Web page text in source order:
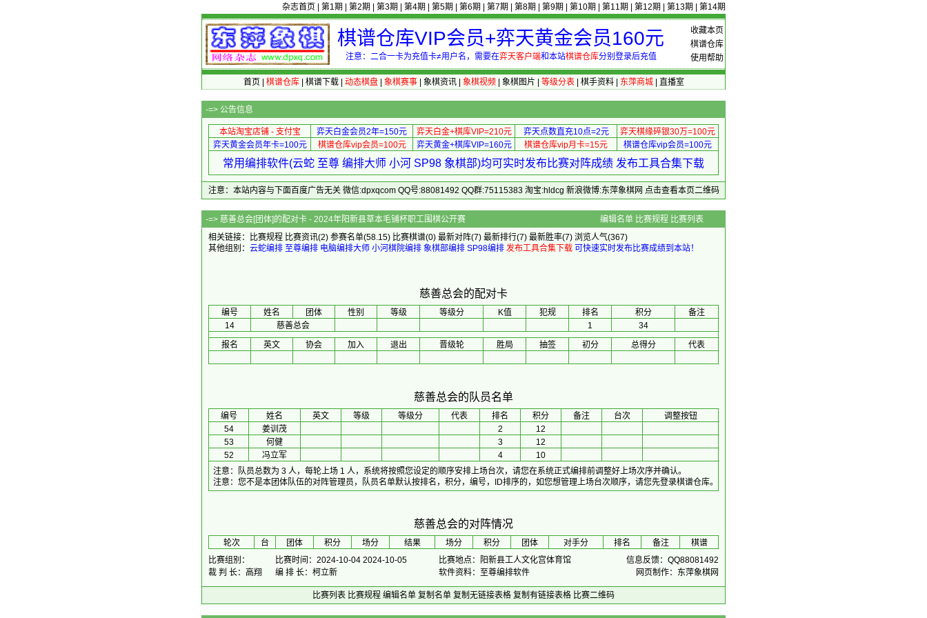
杂志首页 第1期 第2期 第3期 第4期 第5期 第6期 第7期 第8期 第9期 第10期 第11期 第12期 第13期 第14期
收藏本页
棋谱仓库
使用帮助
棋谱仓库VIP会员+弈天黄金会员160元
注意：二合一卡为充值卡≠用户名，需要在弈天客户端和本站棋谱仓库分别登录后充值
首页 棋谱仓库| 棋谱下载| 动态棋盘| 象棋赛事| 象棋资讯| 象棋视频 象棋图片 等级分表| 棋手资料| 东萍商城| 直播室
-=> 公告信息
本站淘宝店铺 - 支付宝 弈天白金会员2年=150元 弈天白金+棋库VIP=210元 弈天点数直充10点=2元
弈天棋缘碎银30万=100元
弈天黄金会员年卡=100元
棋谱仓库vip会员=100元 弈天黄金+棋库VIP=160元 棋谱仓库vip月卡=15元 棋谱仓库vip会员=100元
常用编排软件(云蛇 至尊 编排大师 小河 SP98 象棋部)均可实时发布比赛对阵成绩 发布工具合集下载
注意：本站内容与下面百度广告无关 微信:dpxqcom QQ号:88081492 QQ群:75115383 淘宝:hldcg 新浪微博:东萍象棋网 点击查看本页二维码
-=> 慈善总会[团体]的配对卡 - 2024年阳新县草本毛铺杯职工围棋公开赛 编辑名单 比赛规程 比赛列表
相关链接：
比赛规程 比赛资讯(2) 参赛名单(58.15) 比赛棋谱(0) 最新对阵(7) 最新排行(7) 最新胜率(7) 浏览人气(367)
其他组别： 云蛇编排 至尊编排 电脑编排大师 小河棋院编排 象棋部编排 SP98编排 发布工具合集下载 可快速实时发布比赛成绩到本站！
慈善总会的配对卡
编号 姓名 团体 性别 等级 等级分 K值 犯规 排名 积分
备注
14
慈善总会 1
34
报名
英文 协会 加入 退出 晋级轮 胜局 抽签 初分 总得分 代表
慈善总会的队员名单
编号 姓名 英文 等级 等级分 代表 排名 积分 备注 台次
调整按钮
54
姜训茂 2
12
53
何健 3
12
52
冯立军 4
10
注意：队员总数为 3 人，每轮上场 1 人，系统将按照您设定的顺序安排上场台次，请您在系统正式编排前调整好上场次序并确认。
注意：您不是本团体队伍的对阵管理员，队员名单默认按排名，积分，编号，ID排序的，如您想管理上场台次顺序，请您先登录棋谱仓库。
慈善总会的对阵情况
轮次 台 团体 积分 场分 结果 场分 积分 团体 对手分 排名 备注
棋谱
比赛组别：
比赛时间：2024-10-04 2024-10-05 比赛地点：阳新县工人文化宫体育馆
信息反馈：QQ88081492
裁 判 长：高翔
编 排 长：柯立新 软件资料：至尊编排软件 网页制作：东萍象棋网
比赛列表 比赛规程 编辑名单 复制名单 复制无链接表格 复制有链接表格 比赛二维码